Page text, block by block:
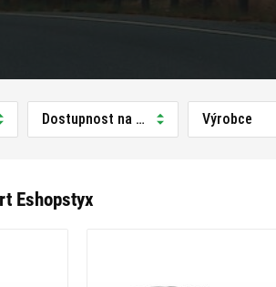
Dostupnost na prodejně Výrobce
Eshopstyx